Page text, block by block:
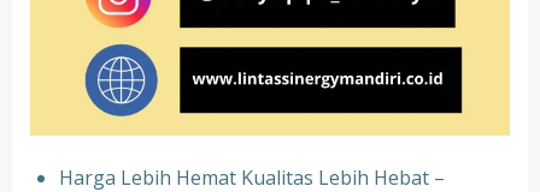
Harga Lebih Hemat Kualitas Lebih Hebat –